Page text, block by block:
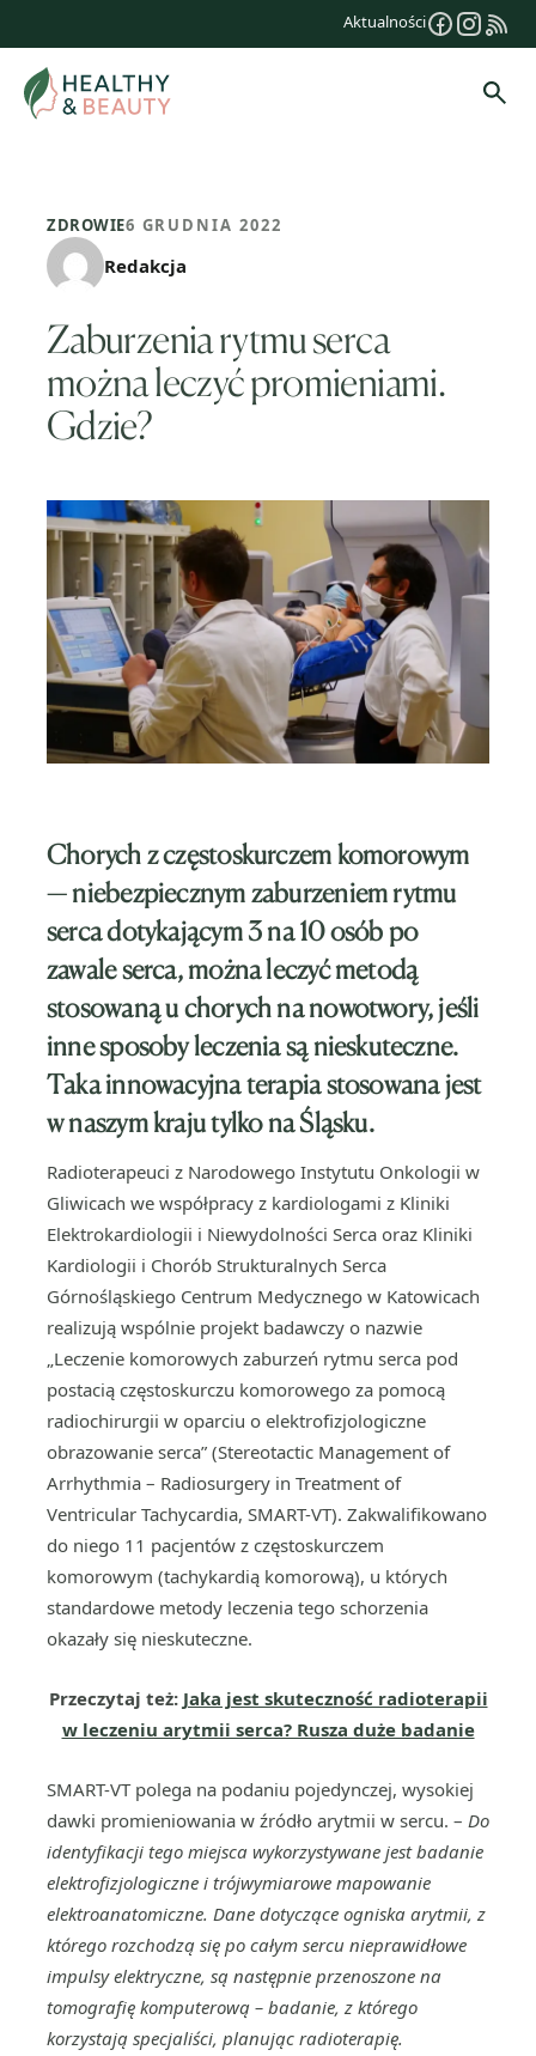
treści
Aktualności
ZDROWIE6 GRUDNIA 2022
Redakcja
Zaburzenia rytmu serca
można leczyć promieniami.
Gdzie?
Chorych z częstoskurczem komorowym
— niebezpiecznym zaburzeniem rytmu
serca dotykającym 3 na 10 osób po
zawale serca, można leczyć metodą
stosowaną u chorych na nowotwory, jeśli
inne sposoby leczenia są nieskuteczne.
Taka innowacyjna terapia stosowana jest
w naszym kraju tylko na Śląsku.
Radioterapeuci z Narodowego Instytutu Onkologii w
Gliwicach we współpracy z kardiologami z Kliniki
Elektrokardiologii i Niewydolności Serca oraz Kliniki
Kardiologii i Chorób Strukturalnych Serca
Górnośląskiego Centrum Medycznego w Katowicach
realizują wspólnie projekt badawczy o nazwie
„Leczenie komorowych zaburzeń rytmu serca pod
postacią częstoskurczu komorowego za pomocą
radiochirurgii w oparciu o elektrofizjologiczne
obrazowanie serca” (Stereotactic Management of
Arrhythmia – Radiosurgery in Treatment of
Ventricular Tachycardia, SMART-VT). Zakwalifikowano
do niego 11 pacjentów z częstoskurczem
komorowym (tachykardią komorową), u których
standardowe metody leczenia tego schorzenia
okazały się nieskuteczne.
Przeczytaj też: Jaka jest skuteczność radioterapii
w leczeniu arytmii serca? Rusza duże badanie
SMART-VT polega na podaniu pojedynczej, wysokiej
dawki promieniowania w źródło arytmii w sercu. – Do
identyfikacji tego miejsca wykorzystywane jest badanie
elektrofizjologiczne i trójwymiarowe mapowanie
elektroanatomiczne. Dane dotyczące ogniska arytmii, z
którego rozchodzą się po całym sercu nieprawidłowe
impulsy elektryczne, są następnie przenoszone na
tomografię komputerową – badanie, z którego
korzystają specjaliści, planując radioterapię.